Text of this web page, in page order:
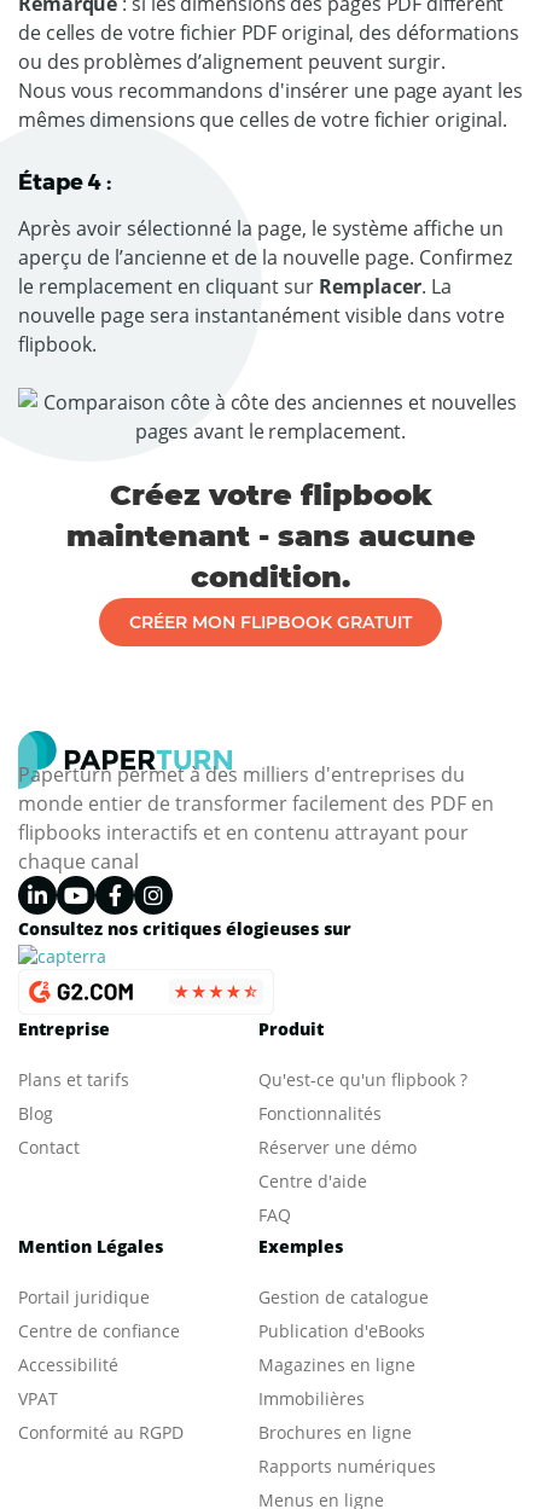
de celles de votre fichier PDF original, des déformations
ou des problèmes d’alignement peuvent surgir.
Nous vous recommandons d'insérer une page ayant les
mêmes dimensions que celles de votre fichier original.
Étape 4 :
Après avoir sélectionné la page, le système affiche un
aperçu de l’ancienne et de la nouvelle page. Confirmez
le remplacement en cliquant sur Remplacer. La
nouvelle page sera instantanément visible dans votre
flipbook.
Créez votre flipbook
maintenant - sans aucune
condition.
CRÉER MON FLIPBOOK GRATUIT
Paperturn permet à des milliers d'entreprises du
monde entier de transformer facilement des PDF en
flipbooks interactifs et en contenu attrayant pour
chaque canal
Consultez nos critiques élogieuses sur
Entreprise
Plans et tarifs
Blog
Contact
Produit
Qu'est-ce qu'un flipbook ?
Fonctionnalités
Réserver une démo
Centre d'aide
FAQ
Mention Légales
Portail juridique
Centre de confiance
Accessibilité
VPAT
Conformité au RGPD
Exemples
Gestion de catalogue
Publication d'eBooks
Magazines en ligne
Immobilières
Brochures en ligne
Rapports numériques
Menus en ligne